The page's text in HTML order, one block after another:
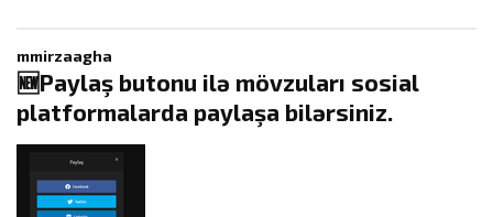
mmirzaagha
🆕Paylaş butonu ilə mövzuları sosial
platformalarda paylaşa bilərsiniz.